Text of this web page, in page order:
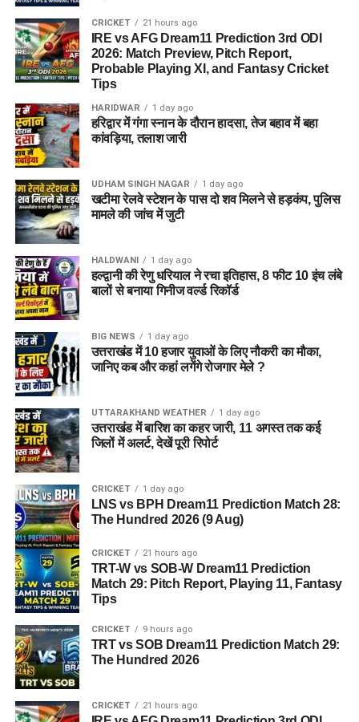
CRICKET 21 hours ago
IRE vs AFG Dream11 Prediction 3rd ODI
2026: Match Preview, Pitch Report,
Probable Playing XI, and Fantasy Cricket
Tips
HARIDWAR 1 day ago
हरिद्वार में गंगा स्नान के दौरान हादसा, तेज बहाव में बहा
कांवड़िया, तलाश जारी
UDHAM SINGH NAGAR 1 day ago
खटीमा रेलवे स्टेशन के पास दो शव मिलने से हड़कंप, पुलिस
मामले की जांच में जुटी
HALDWANI 1 day ago
हल्द्वानी की रेणु धरियाल ने रचा इतिहास, 8 फीट 10 इंच लंबे
बालों से बनाया गिनीज वर्ल्ड रिकॉर्ड
BIG NEWS 1 day ago
उत्तराखंड में 10 हजार युवाओं के लिए नौकरी का मौका,
जानिए कब और कहां लगेंगे रोजगार मेले ?
UTTARAKHAND WEATHER 1 day ago
उत्तराखंड में बारिश का कहर जारी, 11 अगस्त तक कई
जिलों में अलर्ट, देखें पूरी रिपोर्ट
CRICKET 1 day ago
LNS vs BPH Dream11 Prediction Match 28:
The Hundred 2026 (9 Aug)
CRICKET 21 hours ago
TRT-W vs SOB-W Dream11 Prediction
Match 29: Pitch Report, Playing 11, Fantasy
Tips
CRICKET 9 hours ago
TRT vs SOB Dream11 Prediction Match 29:
The Hundred 2026
CRICKET 21 hours ago